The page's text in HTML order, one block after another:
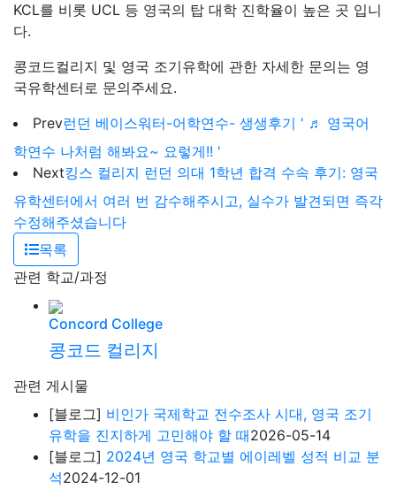
KCL를 비롯 UCL 등 영국의 탑 대학 진학율이 높은 곳 입니
다.
콩코드컬리지 및 영국 조기유학에 관한 자세한 문의는 영
국유학센터로 문의주세요.
Prev런던 베이스워터-어학연수- 생생후기 ' ♬ 영국어
학연수 나처럼 해봐요~ 요렇게!! '
Next킹스 컬리지 런던 의대 1학년 합격 수속 후기: 영국
유학센터에서 여러 번 감수해주시고, 실수가 발견되면 즉각
수정해주셨습니다
목록
관련 학교/과정
Concord College
콩코드 컬리지
관련 게시물
[블로그] 비인가 국제학교 전수조사 시대, 영국 조기
유학을 진지하게 고민해야 할 때2026-05-14
[블로그] 2024년 영국 학교별 에이레벨 성적 비교 분
석2024-12-01